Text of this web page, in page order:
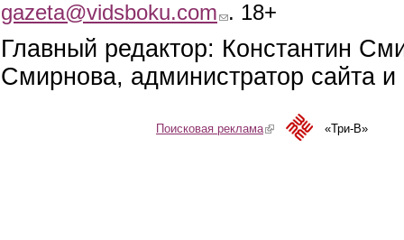
gazeta@vidsboku.com (link sends e-mail)
. 18+
Главный редактор: Константин
Смирнова, администратор сайта
Поисковая реклама(link is external)«Три-В»